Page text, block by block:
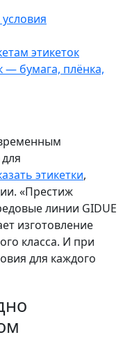
этикеток
— бумага, плёнка,
этикетки,
«Престиж
линии GIDUE
изготовление
класса. И при
для каждого